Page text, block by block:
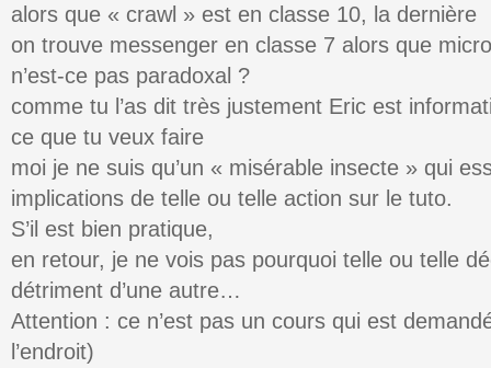
alors que « crawl » est en classe 10, la dernière
on trouve messenger en classe 7 alors que
n’est-ce pas paradoxal ?
comme tu l’as dit très justement Eric est
ce que tu veux faire
moi je ne suis qu’un « misérable insecte » qui
implications de telle ou telle action sur le tuto.
S’il est bien pratique,
en retour, je ne vois pas pourquoi telle ou telle
détriment d’une autre…
Attention : ce n’est pas un cours qui est
l’endroit)